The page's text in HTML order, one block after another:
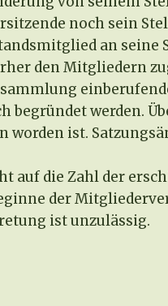
noch sein
an seine
den Mitgliedern
werden.
ist.
auf die Zahl der
der
ist unzulässig.